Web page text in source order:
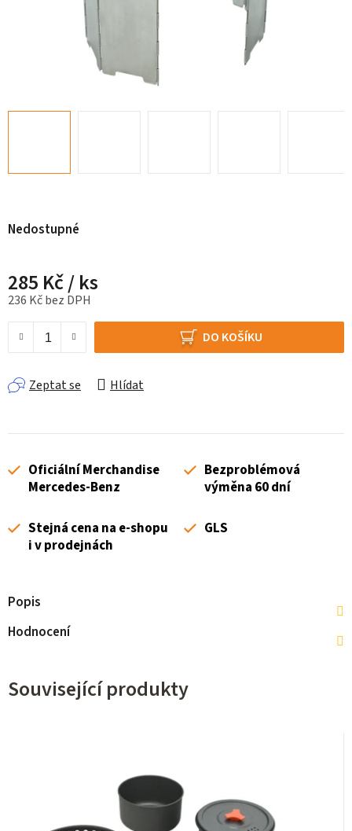
Nedostupné
285 Kč/ ks
236 Kč bez DPH
DO KOŠÍKU
Zeptat se Hlídat
Oficiální Merchandise
Mercedes-Benz
Bezproblémová
výměna 60 dní
Stejná cena na e-shopu
i v prodejnách
GLS
Popis
Hodnocení
Související produkty